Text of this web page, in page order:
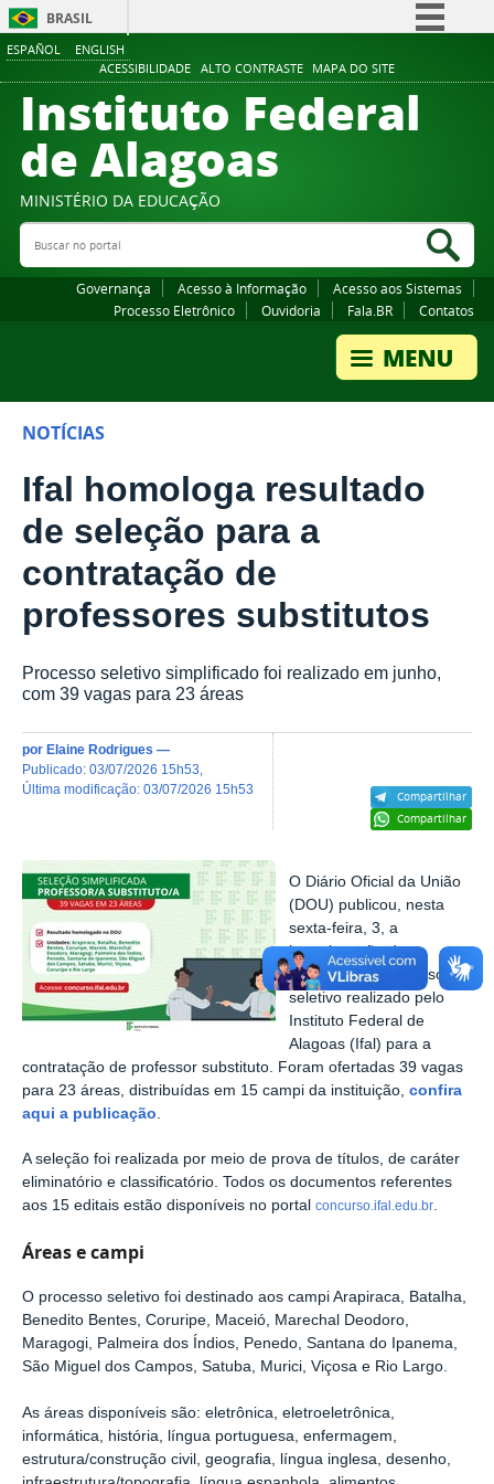
ESPAÑOL ENGLISH
ACESSIBILIDADE ALTO CONTRASTE MAPA DO SITE
BRASIL
Comunica BR
Participe
Canais
Instituto Federal
de Alagoas
MINISTÉRIO DA EDUCAÇÃO
Buscar no portal
Governança Acesso à Informação
Acesso aos Sistemas
Processo Eletrônico
Ouvidoria Fala.BR Contatos
NOTÍCIAS
Ifal homologa resultado
de seleção para a
contratação de
professores substitutos
Processo seletivo simplificado foi realizado em junho,
com 39 vagas para 23 áreas
Compartilhar
Compartilhar
por Elaine Rodrigues —
publicado: 03/07/2026 15h53
última modificação: 03/07/2026 15h53
O Diário Oficial da União
(DOU) publicou, nesta
sexta-feira, 3, a
homologação do
resultado do processo
seletivo realizado pelo
Instituto Federal de
Alagoas (Ifal) para a
contratação de professor substituto. Foram ofertadas 39 vagas
para 23 áreas, distribuídas em 15 campi da instituição, confira
aqui a publicação
A seleção foi realizada por meio de prova de títulos, de caráter
eliminatório e classificatório. Todos os documentos referentes
aos 15 editais estão disponíveis no portal concurso.ifal.edu.br.
Áreas e campi
O processo seletivo foi destinado aos campi Arapiraca, Batalha,
Benedito Bentes, Coruripe, Maceió, Marechal Deodoro,
Maragogi, Palmeira dos Índios, Penedo, Santana do Ipanema,
São Miguel dos Campos, Satuba, Murici, Viçosa e Rio Largo.
As áreas disponíveis são: eletrônica, eletroeletrônica,
informática, história, língua portuguesa, enfermagem,
estrutura/construção civil, geografia, língua inglesa, desenho,